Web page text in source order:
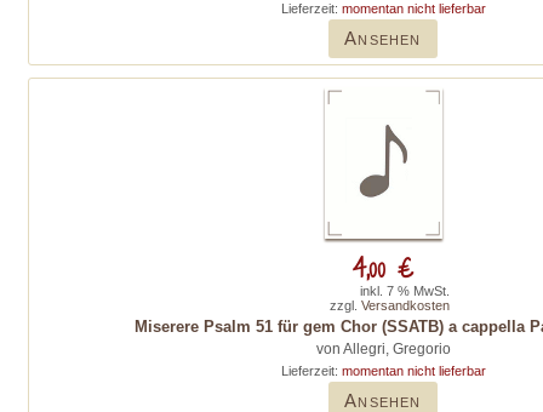
Lieferzeit: momentan nicht lieferbar
Ansehen
Miserere Psalm 51 für gem Chor (SSATB) a cappella
von Allegri, Gregorio
Lieferzeit: momentan nicht lieferbar
Ansehen
4,00 €
inkl. 7 % MwSt.
zzgl. Versandkosten